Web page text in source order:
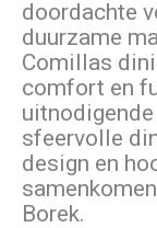
doordachte
duurzame
Comillas
comfort en
sfeervolle
design en
Borek.